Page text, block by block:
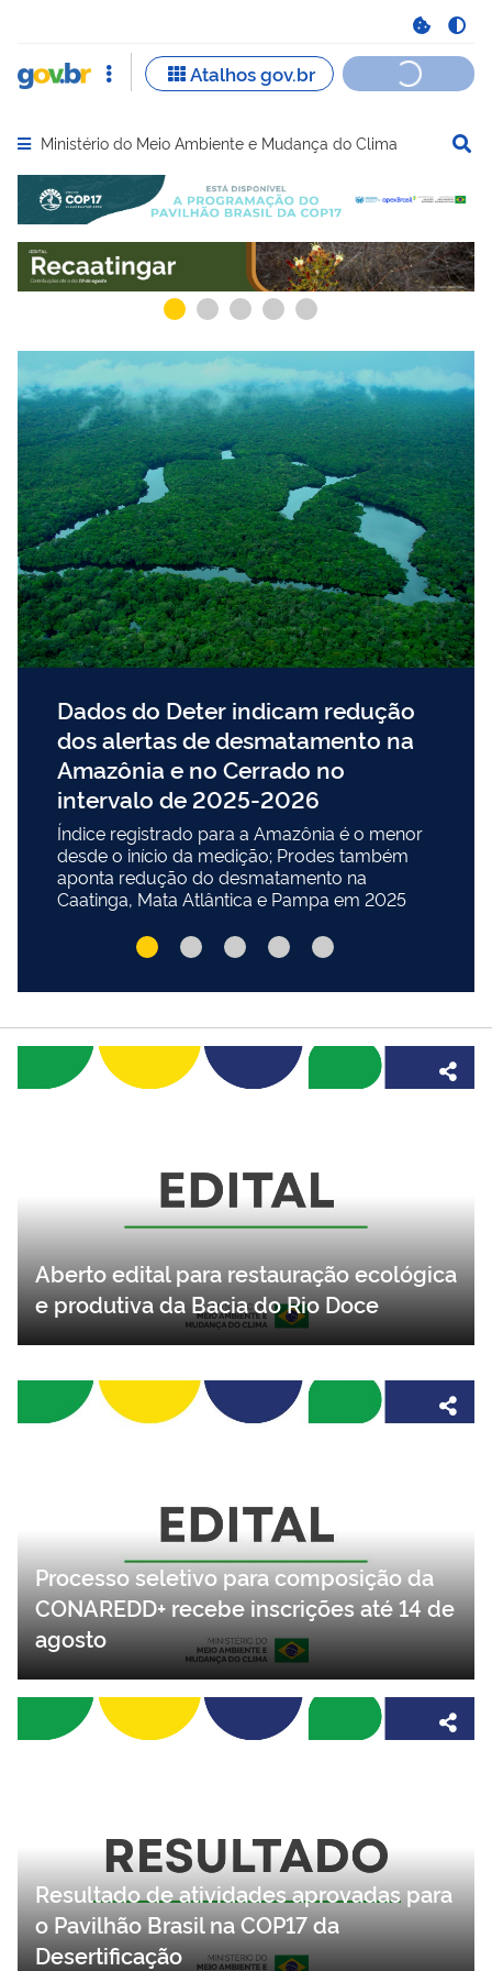
Abrir menu principal de navegação
Ministério do Meio Ambiente e Mudança do Clima
Serviços recomendados para você Serviços
Dados do Deter indicam redução
dos alertas de desmatamento na
Amazônia e no Cerrado no
intervalo de 2025-2026
Índice registrado para a Amazônia é o menor
desde o início da medição; Prodes também
aponta redução do desmatamento na
Caatinga, Mata Atlântica e Pampa em 2025
Aberto edital para restauração ecológica
e produtiva da Bacia do Rio Doce
Processo seletivo para composição da
CONAREDD+ recebe inscrições até 14 de
agosto
Resultado de atividades aprovadas para
o Pavilhão Brasil na COP17 da
Desertificação